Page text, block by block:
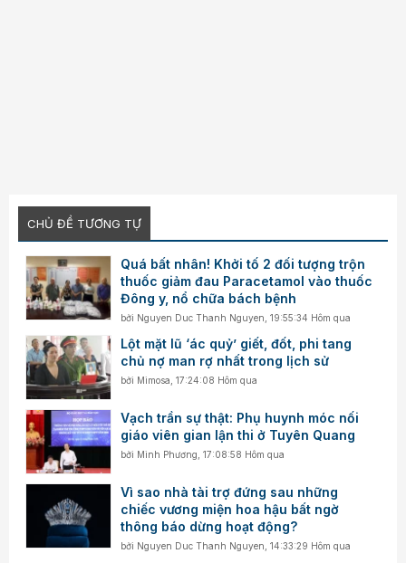
CHỦ ĐỀ TƯƠNG TỰ
Quá bất nhân! Khởi tố 2 đối tượng trộn
thuốc giảm đau Paracetamol vào thuốc
Đông y, nổ chữa bách bệnh
bởi Nguyen Duc Thanh Nguyen ,19:55:34 Hôm qua
Lột mặt lũ ‘ác quỷ’ giết, đốt, phi tang
chủ nợ man rợ nhất trong lịch sử
bởi Mimosa ,17:24:08 Hôm qua
Vạch trần sự thật: Phụ huynh móc nối
giáo viên gian lận thi ở Tuyên Quang
bởi Minh Phương ,17:08:58 Hôm qua
Vì sao nhà tài trợ đứng sau những
chiếc vương miện hoa hậu bất ngờ
thông báo dừng hoạt động?
bởi Nguyen Duc Thanh Nguyen ,14:33:29 Hôm qua